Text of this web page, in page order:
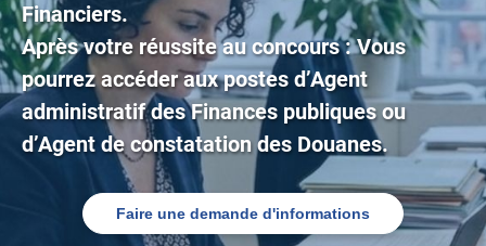
Financiers.
Après votre réussite au concours : Vous
pourrez accéder aux postes d’Agent
administratif des Finances publiques ou
d’Agent de constatation des Douanes.
Faire une demande d'informations